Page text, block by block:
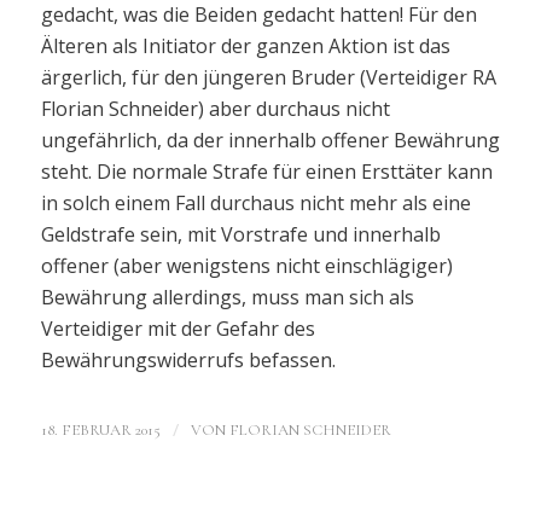
gedacht, was die Beiden gedacht hatten! Für den
Älteren als Initiator der ganzen Aktion ist das
ärgerlich, für den jüngeren Bruder (Verteidiger RA
Florian Schneider) aber durchaus nicht
ungefährlich, da der innerhalb offener Bewährung
steht. Die normale Strafe für einen Ersttäter kann
in solch einem Fall durchaus nicht mehr als eine
Geldstrafe sein, mit Vorstrafe und innerhalb
offener (aber wenigstens nicht einschlägiger)
Bewährung allerdings, muss man sich als
Verteidiger mit der Gefahr des
Bewährungswiderrufs befassen.
18. FEBRUAR 2015 / VON FLORIAN SCHNEIDER